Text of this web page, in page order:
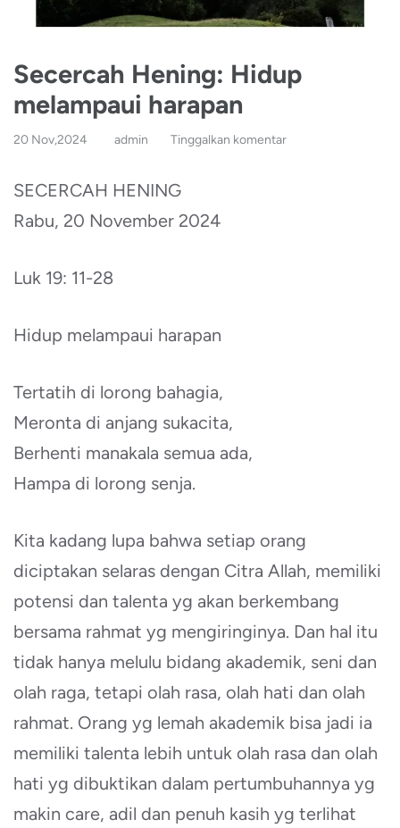
Secercah Hening: Hidup
melampaui harapan
20 Nov,2024 admin Tinggalkan komentar
SECERCAH HENING
Rabu, 20 November 2024
Luk 19: 11-28
Hidup melampaui harapan
Tertatih di lorong bahagia,
Meronta di anjang sukacita,
Berhenti manakala semua ada,
Hampa di lorong senja.
Kita kadang lupa bahwa setiap orang
diciptakan selaras dengan Citra Allah, memiliki
potensi dan talenta yg akan berkembang
bersama rahmat yg mengiringinya. Dan hal itu
tidak hanya melulu bidang akademik, seni dan
olah raga, tetapi olah rasa, olah hati dan olah
rahmat. Orang yg lemah akademik bisa jadi ia
memiliki talenta lebih untuk olah rasa dan olah
hati yg dibuktikan dalam pertumbuhannya yg
makin care, adil dan penuh kasih yg terlihat